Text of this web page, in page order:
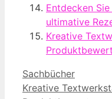
Entdecken
ultimative
Kreative
Kategorien
Sachbücher
Kreative